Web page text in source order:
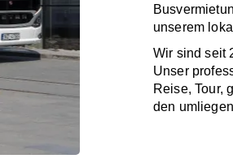
unserem
Wir sind seit
Unser
Reise, Tour,
den